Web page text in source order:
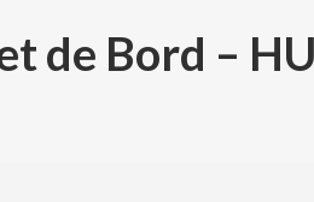
de Bord –